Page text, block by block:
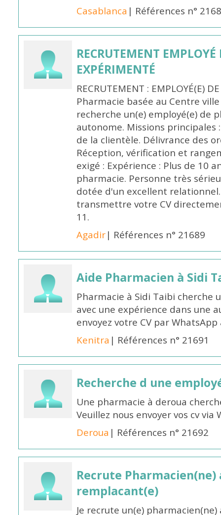
Casablanca | Références n°
RECRUTEMENT
EXPÉRIMENTÉ
RECRUTEMENT : EMPLOYÉ(E)
Pharmacie basée au Centre ville
recherche un(e) employé(e) de
autonome. Missions principales
de la clientèle. Délivrance des
Réception, vérification et
exigé : Expérience : Plus de 10
pharmacie. Personne très
dotée d'un excellent
transmettre votre CV
11.
Agadir| Références n° 21689
Aide Pharmacien à Sidi
Pharmacie à Sidi Taibi cherche
avec une expérience dans une
envoyez votre CV par
Kenitra | Références n° 21691
Recherche d une
Une pharmacie à deroua
Veuillez nous envoyer vos cv via
Deroua | Références n° 21692
Recrute
remplacant(e)
Je recrute un(e)